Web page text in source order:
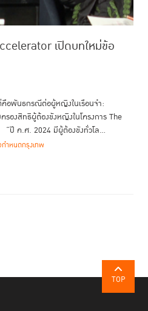
เปิดบทใหม่ข้อ
คือพันธกรณีต่อผู้หญิงในเรือนจำ:
รองสิทธิผู้ต้องขังหญิงในโครงการ The
ค.ศ. 2024 มีผู้ต้องขังทั่วโล...
ำหนดกรุงเทพ
TOP